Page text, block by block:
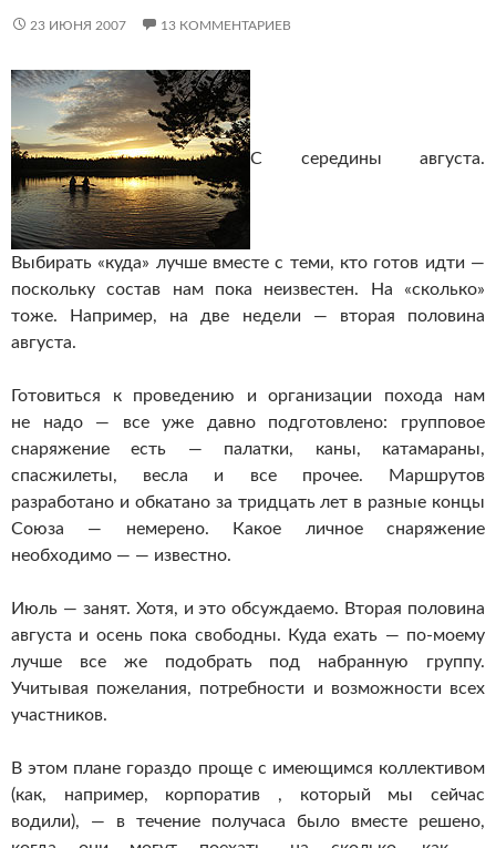
23 ИЮНЯ 2007 13 КОММЕНТАРИЕВ
С середины августа.
Выбирать «куда» лучше вместе с теми, кто готов идти —
поскольку состав нам пока неизвестен. На «сколько»
тоже. Например, на две недели — вторая половина
августа.
Готовиться к проведению и организации похода нам
не надо — все уже давно подготовлено: групповое
снаряжение есть — палатки, каны, катамараны,
спасжилеты, весла и все прочее. Маршрутов
разработано и обкатано за тридцать лет в разные концы
Союза — немерено. Какое личное снаряжение
необходимо — — известно.
Июль — занят. Хотя, и это обсуждаемо. Вторая половина
августа и осень пока свободны. Куда ехать — по-моему
лучше все же подобрать под набранную группу.
Учитывая пожелания, потребности и возможности всех
участников.
В этом плане гораздо проще с имеющимся коллективом
(как, например, корпоратив , который мы сейчас
водили), — в течение получаса было вместе решено,